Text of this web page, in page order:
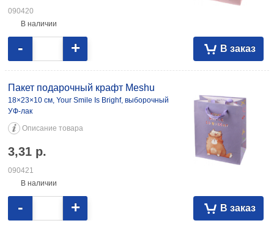
090420
В наличии
В заказ
- +
Пакет подарочный крафт Meshu
18×23×10 см, Your Smile Is Brighf, выборочный
УФ-лак
Описание товара
3,31 р.
090421
В наличии
В заказ
- +